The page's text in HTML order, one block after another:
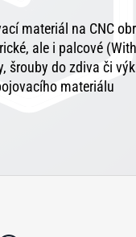
materiál na CNC
ale i palcové
šrouby do zdiva či
materiálu